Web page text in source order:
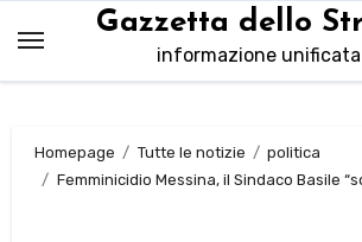
contenuto
Gazzetta dello
informazione unificata
Homepage Tutte le notizie
politica
Femminicidio Messina, il Sindaco Basile